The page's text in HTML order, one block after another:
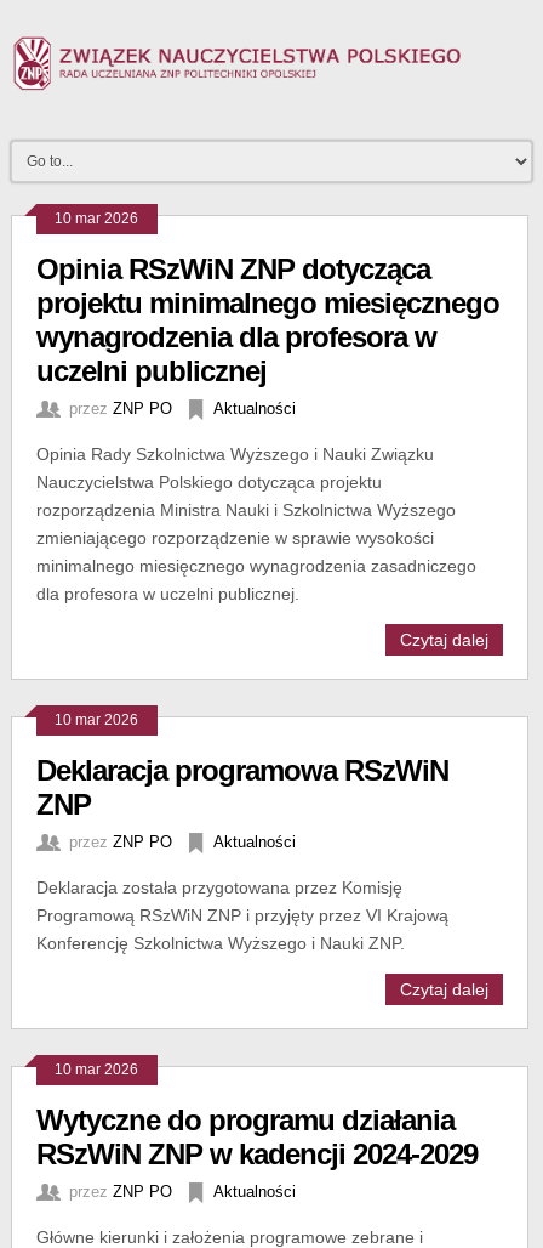
10 mar 2026
Opinia RSzWiN ZNP dotycząca
projektu minimalnego miesięcznego
wynagrodzenia dla profesora w
uczelni publicznej
przez ZNP PO Aktualności
Opinia Rady Szkolnictwa Wyższego i Nauki Związku
Nauczycielstwa Polskiego dotycząca projektu
rozporządzenia Ministra Nauki i Szkolnictwa Wyższego
zmieniającego rozporządzenie w sprawie wysokości
minimalnego miesięcznego wynagrodzenia zasadniczego
dla profesora w uczelni publicznej.
Czytaj dalej
10 mar 2026
Deklaracja programowa RSzWiN
ZNP
przez ZNP PO Aktualności
Deklaracja została przygotowana przez Komisję
Programową RSzWiN ZNP i przyjęty przez VI Krajową
Konferencję Szkolnictwa Wyższego i Nauki ZNP.
Czytaj dalej
10 mar 2026
Wytyczne do programu działania
RSzWiN ZNP w kadencji 2024-2029
przez ZNP PO Aktualności
Główne kierunki i założenia programowe zebrane i